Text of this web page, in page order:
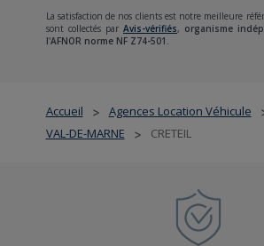
Accueil > Agences Location Véhicule
VAL-DE-MARNE > CRETEIL
La satisfaction de nos clients est notre meilleure
sont collectés par Avis-vérifiés, organisme
l'AFNOR norme NF Z74-501.